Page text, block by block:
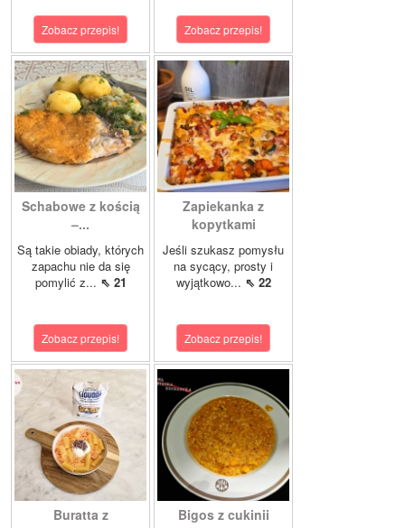
Zobacz przepis! Zobacz przepis!
Schabowe z kością
–...
Są takie obiady, których
zapachu nie da się
pomylić z... ⇖ 21
Zobacz przepis!
Zapiekanka z
kopytkami
Jeśli szukasz pomysłu
na sycący, prosty i
wyjątkowo... ⇖ 22
Zobacz przepis!
Buratta z
Bigos z cukinii